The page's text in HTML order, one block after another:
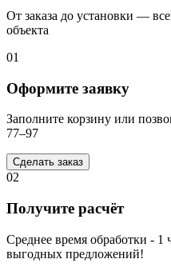
От заказа до установки —
объекта
01
Оформите заявку
Заполните корзину или
77–97
Сделать заказ
02
Получите расчёт
Среднее время обработки - 1
выгодных предложений!